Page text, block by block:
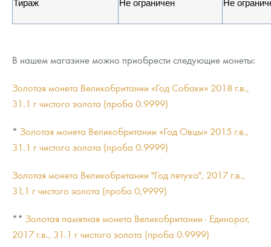
Тираж Не ограничен Не
В нашем магазине можно приобрести следующие монеты:
Золотая монета Великобритании «Год Собаки» 2018 г.в.,
31.1 г чистого золота (проба 0.9999)
* Золотая монета Великобритании «Год Овцы» 2015 г.в.,
31.1 г чистого золота (проба 0.9999)
Золотая монета Великобритании "Год петуха", 2017 г.в.,
31,1 г чистого золота (проба 0,9999)
** Золотая памятная монета Великобритании - Единорог,
2017 г.в., 31.1 г чистого золота (проба 0.9999)